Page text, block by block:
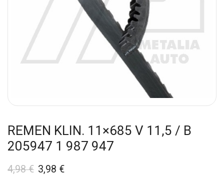
REMEN KLIN. 11×685 V 11,5 / B
205947 1 987 947
4,98€ 3,98 €